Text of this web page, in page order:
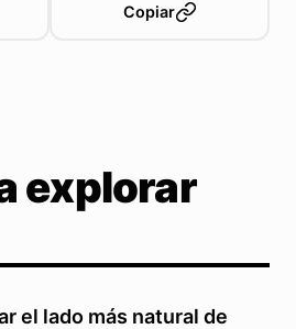
Copiar
explorar
el lado más natural de